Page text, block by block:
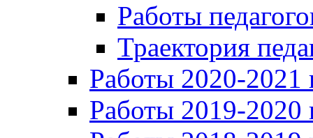
Работы
Траектория
Работы 2020-2021
Работы 2019-2020